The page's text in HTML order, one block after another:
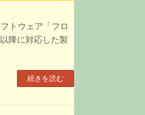
トウェア「フロ
降に対応した製
続きを読む